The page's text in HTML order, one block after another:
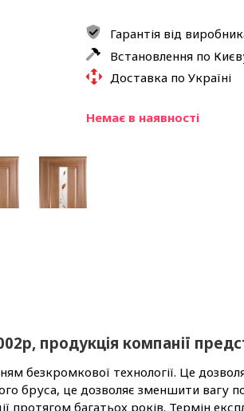
Гарантія від
Встановлення по
Доставка по Україні
Немає в наявності
продукція компанії
безкромкової технології. Це
бруса, це дозволяє зменшити вагу
протягом багатьох років. Термін